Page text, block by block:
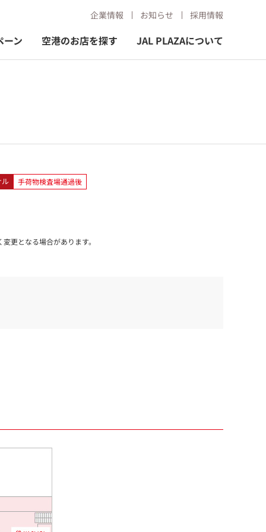
ーン 空港のお店を探す JAL PLAZAについて
企業情報 お知らせ 採用情報
ル 手荷物検査場通過後
更となる場合があります。